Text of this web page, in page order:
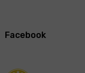
Facebook